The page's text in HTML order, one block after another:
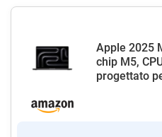
Apple 2025
chip M5,
progettato